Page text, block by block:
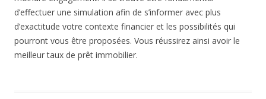
d’effectuer une simulation afin de s’informer avec plus
d’exactitude votre contexte financier et les possibilités qui
pourront vous être proposées. Vous réussirez ainsi avoir le
meilleur taux de prêt immobilier.